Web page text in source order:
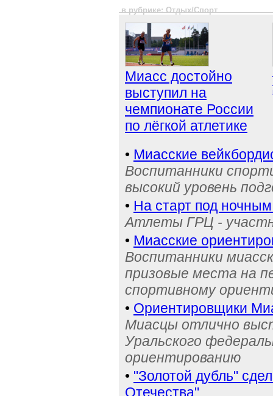
в рубрике: Отдых/Спорт
Миасс достойно
выступил на
чемпионате России
по лёгкой атлетике
• Миасские
Воспитанники
высокий уровень
• На старт под
Атлеты ГРЦ -
• Миасские
Воспитанники
призовые места на
спортивному
• Ориентировщики
Миасцы отлично
Уральского
ориентированию
• "Золотой дубль"
Отечества"